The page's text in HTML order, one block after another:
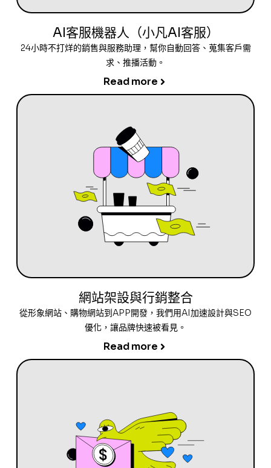
AI客服機器人（小凡AI客服）
24小時不打烊的銷售與服務助理，幫你自動回答、蒐集客戶需
求、推播活動。
Read more
網站架設與行銷整合
從形象網站、購物網站到APP開發，我們用AI加速設計與SEO
優化，讓品牌快速被看見。
Read more